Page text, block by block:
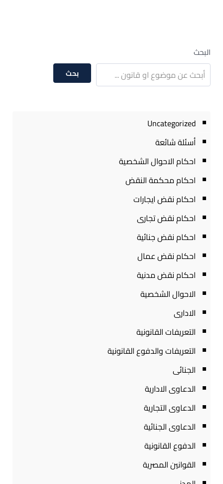
البحث
بحث
Uncategorized
أسئلة شائعة
احكام الاحوال الشخصية
احكام محكمة النقض
احكام نقض ايجارات
احكام نقض تجارى
احكام نقض جنائية
احكام نقض عمال
احكام نقض مدنية
الاحوال الشخصية
الادارى
التعريفات القانونية
التعريفات والدفوع القانونية
الجنائى
الدعاوى الادارية
الدعاوى التجارية
الدعاوى الجنائية
الدفوع القانونية
القوانين المصرية